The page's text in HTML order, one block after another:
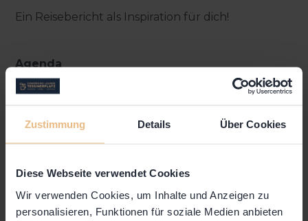
Zustimmung Details Über Cookies
Diese Webseite verwendet Cookies
Wir verwenden Cookies, um Inhalte und Anzeigen zu
personalisieren, Funktionen für soziale Medien anbieten
Ein Reisebericht als Inspiration für dich!
Agenda
18:45 Get to know Andreas
19:00 Reisebericht: Reiseerlebnisse, Abenteuer
19:45 Inspiration: Austausch & Networking
- Alle Abenteuerlustigen.
- Alle mit Fernweh.
- Alle die davon träumen auf Reisen zu gehen.